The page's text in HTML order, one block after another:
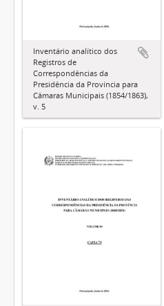
Inventário analítico dos
Registros de
Correspondências da
Presidência da Província para
Câmaras Municipais (1854/1863),
v. 5